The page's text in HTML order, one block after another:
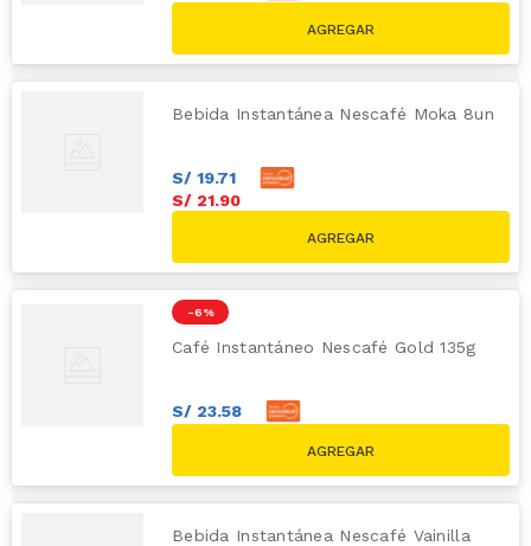
S/
Bebida Instantánea Nescafé Moka 8un
S/ 19.71
S/ 21.90
-6 %
Café Instantáneo Nescafé Gold 135g
S/ 23.58
S/
Bebida Instantánea Nescafé Vainilla